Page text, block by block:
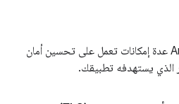
يضيف نظام التشغيل Android 9 عدة إمكانات تعمل على تحسين أمان
الذي يستهدفه تطبيقك.